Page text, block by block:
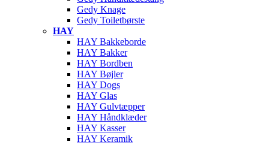
Gedy Knage
Gedy Toiletbørste
HAY
HAY Bakkeborde
HAY Bakker
HAY Bordben
HAY Bøjler
HAY Dogs
HAY Glas
HAY Gulvtæpper
HAY Håndklæder
HAY Kasser
HAY Keramik